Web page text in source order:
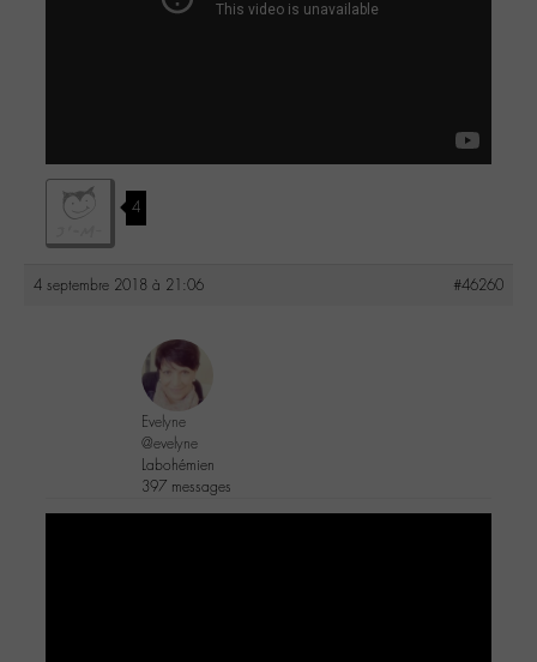
4
4 septembre 2018 à 21:06 #46260
Evelyne
@evelyne
Labohémien
397 messages